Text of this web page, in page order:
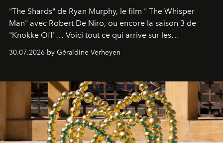
"The Shards" de Ryan Murphy, le film " The Whisper
Man" avec Robert De Niro, ou encore la saison 3 de
"Knokke Off"… Voici tout ce qui arrive sur les
plateformes de streaming en août 2026.
30.07.2026 by Géraldine Verheyen